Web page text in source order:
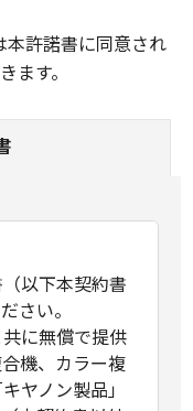
許諾書に同意され
ます。
以下本契約書
さい。
に無償で提供
機、カラー複
ヤノン製品」